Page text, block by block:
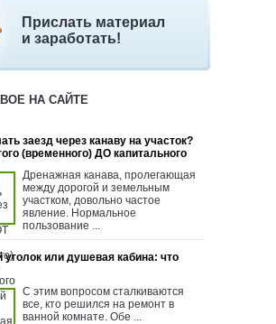
Прислать материал
и заработать!
НА САЙТЕ
заезд через канаву на участок?
(временного) ДО капитального
Дренажная канава, пролегающая
между дорогой и земельным
участком, довольно частое
явление. Нормальное
пользование ...
или душевая кабина: что
С этим вопросом сталкиваются
все, кто решился на ремонт в
ванной комнате. Обе ...